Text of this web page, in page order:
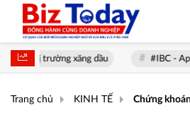
xăng dầu #IBC - Apax
Trang chủ KINH TẾ Chứng